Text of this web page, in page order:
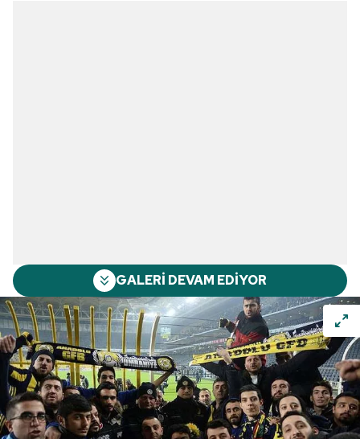
GALERİ DEVAM EDİYOR